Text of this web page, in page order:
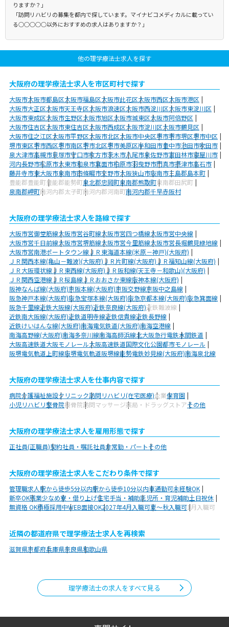
りますか？」
「訪問リハビリの募集を都内で探しています。マイナビコメディカルに載ってい
る○○○○○以外におすすめの求人はありますか？」
他の理学療法士求人を探す
大阪府の理学療法士求人を市区町村で探す
大阪市大阪市都島区大阪市福島区大阪市此花区大阪市西区大阪市港区
大阪市大正区大阪市天王寺区大阪市浪速区大阪市西淀川区大阪市東淀川区
大阪市東成区大阪市生野区大阪市旭区大阪市城東区大阪市阿倍野区
大阪市住吉区大阪市東住吉区大阪市西成区大阪市淀川区大阪市鶴見区
大阪市住之江区大阪市平野区大阪市北区大阪市中央区堺市堺市堺区堺市中区
堺市東区堺市西区堺市南区堺市北区堺市美原区岸和田市豊中市池田市吹田市
泉大津市高槻市貝塚市守口市枚方市茨木市八尾市泉佐野市富田林市寝屋川市
河内長野市松原市大東市和泉市箕面市柏原市羽曳野市門真市摂津市高石市
藤井寺市東大阪市泉南市四條畷市交野市大阪狭山市阪南市三島郡島本町
豊能郡豊能町豊能郡能勢町泉北郡忠岡町泉南郡熊取町泉南郡田尻町
泉南郡岬町南河内郡太子町南河内郡河南町南河内郡千早赤阪村
大阪府の理学療法士求人を路線で探す
大阪市営御堂筋線大阪市営谷町線大阪市営四つ橋線大阪市営中央線
大阪市営千日前線大阪市営堺筋線大阪市営今里筋線大阪市営長堀鶴見緑地線
大阪市営南港ポートタウン線ＪＲ東海道本線(米原－神戸)(大阪府)
ＪＲ関西本線(亀山－難波)(大阪府)ＪＲ片町線(大阪府)ＪＲ福知山線(大阪府)
ＪＲ大阪環状線ＪＲ東西線(大阪府)ＪＲ阪和線(天王寺－和歌山)(大阪府)
ＪＲ関西空港線ＪＲ桜島線ＪＲおおさか東線阪神本線(大阪府)
阪神なんば線(大阪府)京阪本線(大阪府)京阪交野線京阪中之島線
阪急神戸本線(大阪府)阪急宝塚本線(大阪府)阪急京都本線(大阪府)阪急箕面線
阪急千里線近鉄大阪線(大阪府)近鉄奈良線(大阪府)近鉄難波線
近鉄南大阪線(大阪府)近鉄道明寺線近鉄信貴線近鉄長野線
近鉄けいはんな線(大阪府)南海電気鉄道(大阪府)南海空港線
南海高野線(大阪府)南海多奈川線南海高師浜線北大阪急行電鉄水間鉄道
大阪高速鉄道大阪モノレール大阪高速鉄道国際文化公園都市モノレール
阪堺電気軌道上町線阪堺電気軌道阪堺線能勢電鉄妙見線(大阪府)南海泉北線
大阪府の理学療法士求人を仕事内容で探す
病院介護福祉施設クリニック訪問リハビリ(在宅医療)企業保育園
小児リハビリ整骨院接骨院訪問マッサージ薬局・ドラッグストアその他
大阪府の理学療法士求人を雇用形態で探す
正社員(正職員)契約社員・嘱託社員非常勤・パートその他
大阪府の理学療法士求人をこだわり条件で探す
管理職求人駅から徒歩5分以内駅から徒歩10分以内車通勤可未経験OK
新卒OK残業少なめ寮・借り上げ住宅手当・補助託児所・育児補助土日祝休
無資格 OK積極採用中WEB面接OK2027年4月入職可夏～秋入職可1月入職可
近隣の都道府県で理学療法士求人を再検索
滋賀県京都府兵庫県奈良県和歌山県
理学療法士の求人をすべて見る